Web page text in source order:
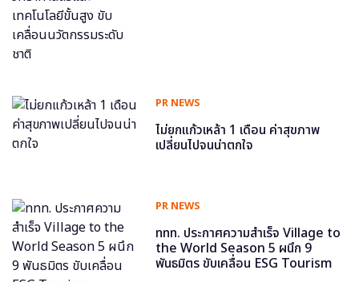
PR NEWS
ไม่ยกแก้วเหล้า 1 เดือน ค่าสุขภาพ
เปลี่ยนไปจนน่าตกใจ
PR NEWS
ททท. ประกาศความสำเร็จ Village to
the World Season 5 ผนึก 9
พันธมิตร ขับเคลื่อน ESG Tourism